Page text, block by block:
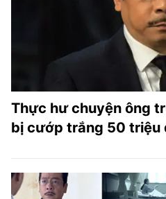
Thực hư chuyện ông
bị cướp trắng 50 triệu